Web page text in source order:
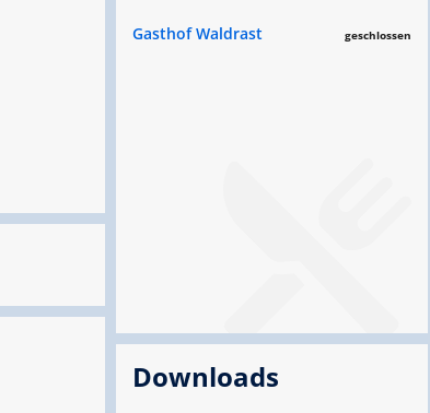
Gasthof Waldrast geschlossen
Downloads